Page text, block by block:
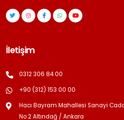
İletişim
0312 306 84 00
+90 (312) 153 00 00
Hacı Bayram Mahallesi Sanayi
No:2 Altındağ / Ankara